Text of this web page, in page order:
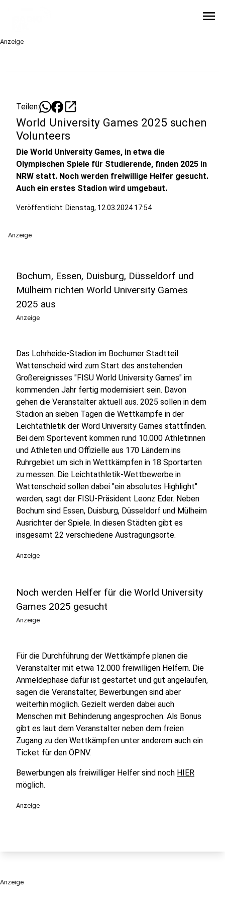
menu
Anzeige
Teilen: open_in_new
World University Games 2025 suchen
Volunteers
Die World University Games, in etwa die
Olympischen Spiele für Studierende, finden 2025 in
NRW statt. Noch werden freiwillige Helfer gesucht.
Auch ein erstes Stadion wird umgebaut.
Veröffentlicht: Dienstag, 12.03.2024 17:54
Anzeige
Bochum, Essen, Duisburg, Düsseldorf und
Mülheim richten World University Games
2025 aus
Anzeige
Das Lohrheide-Stadion im Bochumer Stadtteil
Wattenscheid wird zum Start des anstehenden
Großereignisses "FISU World University Games" im
kommenden Jahr fertig modernisiert sein. Davon
gehen die Veranstalter aktuell aus. 2025 sollen in dem
Stadion an sieben Tagen die Wettkämpfe in der
Leichtathletik der Word University Games stattfinden.
Bei dem Sportevent kommen rund 10.000 Athletinnen
und Athleten und Offizielle aus 170 Ländern ins
Ruhrgebiet um sich in Wettkämpfen in 18 Sportarten
zu messen. Die Leichtathletik-Wettbewerbe in
Wattenscheid sollen dabei "ein absolutes Highlight"
werden, sagt der FISU-Präsident Leonz Eder. Neben
Bochum sind Essen, Duisburg, Düsseldorf und Mülheim
Ausrichter der Spiele. In diesen Städten gibt es
insgesamt 22 verschiedene Austragungsorte.
Anzeige
Noch werden Helfer für die World University
Games 2025 gesucht
Anzeige
Für die Durchführung der Wettkämpfe planen die
Veranstalter mit etwa 12.000 freiwilligen Helfern. Die
Anmeldephase dafür ist gestartet und gut angelaufen,
sagen die Veranstalter, Bewerbungen sind aber
weiterhin möglich. Gezielt werden dabei auch
Menschen mit Behinderung angesprochen. Als Bonus
gibt es laut dem Veranstalter neben dem freien
Zugang zu den Wettkämpfen unter anderem auch ein
Ticket für den ÖPNV.
Bewerbungen als freiwilliger Helfer sind noch HIER
möglich.
Anzeige
Anzeige